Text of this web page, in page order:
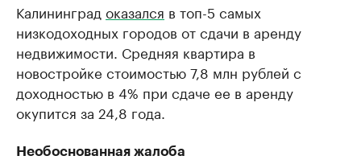
Калининград оказался в топ-5 самых
низкодоходных городов от сдачи в аренду
недвижимости. Средняя квартира в
новостройке стоимостью 7,8 млн рублей с
доходностью в 4% при сдаче ее в аренду
окупится за 24,8 года.
Необоснованная жалоба